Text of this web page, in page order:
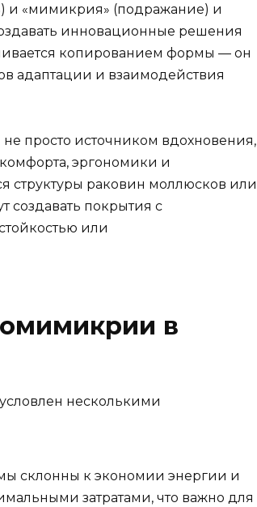
и «мимикрия» (подражание) и
инновационные решения
копированием формы — он
адаптации и взаимодействия
просто источником вдохновения,
эргономики и
структуры раковин моллюсков или
создавать покрытия с
или
в
несколькими
склонны к экономии энергии и
затратами, что важно для